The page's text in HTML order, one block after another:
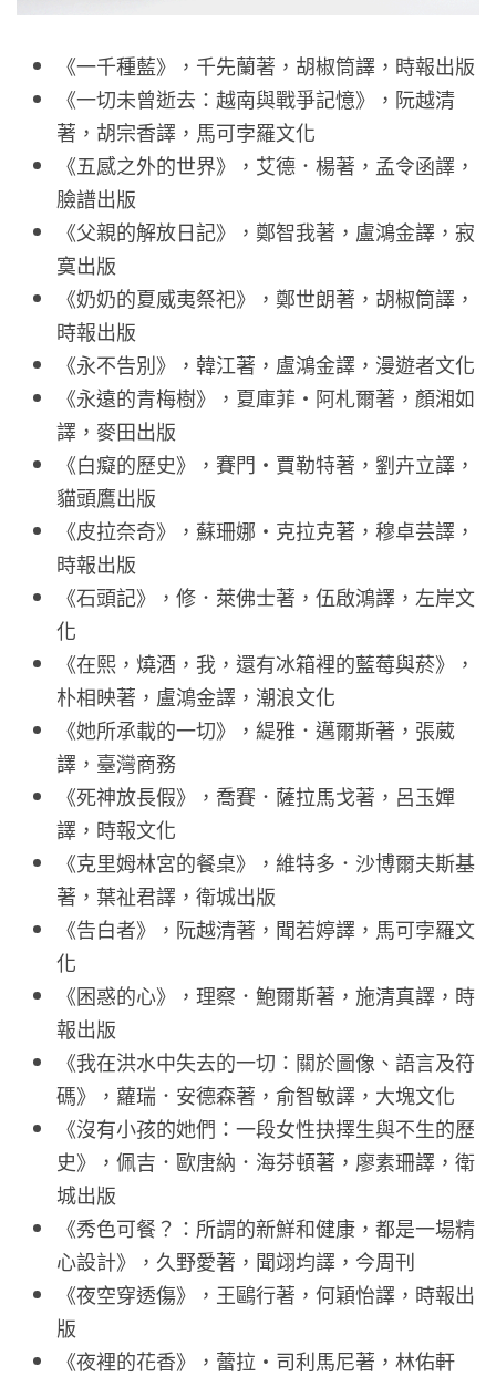
《一千種藍》，千先蘭著，胡椒筒譯，時報出版
《一切未曾逝去：越南與戰爭記憶》，阮越清
著，胡宗香譯，馬可孛羅文化
《五感之外的世界》，艾德．楊著，孟令函譯，
臉譜出版
《父親的解放日記》，鄭智我著，盧鴻金譯，寂
寞出版
《奶奶的夏威夷祭祀》，鄭世朗著，胡椒筒譯，
時報出版
《永不告別》，韓江著，盧鴻金譯，漫遊者文化
《永遠的青梅樹》，夏庫菲・阿札爾著，顏湘如
譯，麥田出版
《白癡的歷史》，賽門・賈勒特著，劉卉立譯，
貓頭鷹出版
《皮拉奈奇》，蘇珊娜・克拉克著，穆卓芸譯，
時報出版
《石頭記》，修．萊佛士著，伍啟鴻譯，左岸文
化
《在熙，燒酒，我，還有冰箱裡的藍莓與菸》，
朴相映著，盧鴻金譯，潮浪文化
《她所承載的一切》，緹雅．邁爾斯著，張葳
譯，臺灣商務
《死神放長假》，喬賽．薩拉馬戈著，呂玉嬋
譯，時報文化
《克里姆林宮的餐桌》，維特多．沙博爾夫斯基
著，葉祉君譯，衛城出版
《告白者》，阮越清著，聞若婷譯，馬可孛羅文
化
《困惑的心》，理察．鮑爾斯著，施清真譯，時
報出版
《我在洪水中失去的一切：關於圖像、語言及符
碼》，蘿瑞．安德森著，俞智敏譯，大塊文化
《沒有小孩的她們：一段女性抉擇生與不生的歷
史》，佩吉．歐唐納．海芬頓著，廖素珊譯，衛
城出版
《秀色可餐？：所謂的新鮮和健康，都是一場精
心設計》，久野愛著，聞翊均譯，今周刊
《夜空穿透傷》，王鷗行著，何穎怡譯，時報出
版
《夜裡的花香》，蕾拉・司利馬尼著，林佑軒